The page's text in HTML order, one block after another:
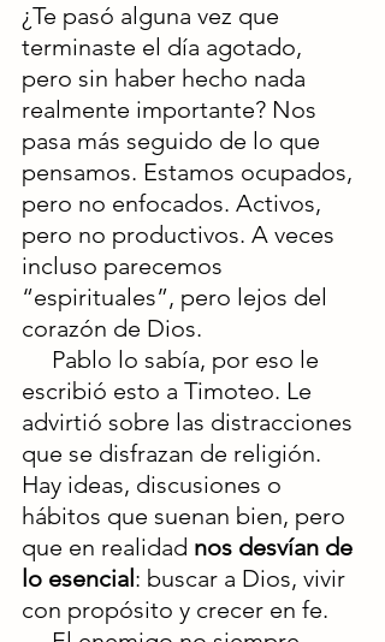
¿Te pasó alguna vez que
terminaste el día agotado,
pero sin haber hecho nada
realmente importante? Nos
pasa más seguido de lo que
pensamos. Estamos ocupados,
pero no enfocados. Activos,
pero no productivos. A veces
incluso parecemos
“espirituales”, pero lejos del
corazón de Dios.
Pablo lo sabía, por eso le
escribió esto a Timoteo. Le
advirtió sobre las distracciones
que se disfrazan de religión.
Hay ideas, discusiones o
hábitos que suenan bien, pero
que en realidad nos desvían de
lo esencial : buscar a Dios, vivir
con propósito y crecer en fe.